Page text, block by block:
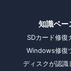
知識ベー
SDカード修復
Windows修復
ディスクが認識